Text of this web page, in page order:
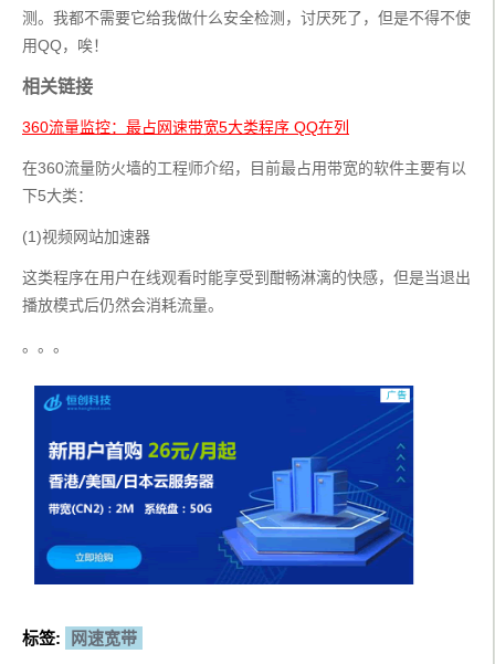
测。我都不需要它给我做什么安全检测，讨厌死了，但是不得不使
用QQ，唉！
相关链接
360流量监控：最占网速带宽5大类程序 QQ在列
在360流量防火墙的工程师介绍，目前最占用带宽的软件主要有以
下5大类：
(1)视频网站加速器
这类程序在用户在线观看时能享受到酣畅淋漓的快感，但是当退出
播放模式后仍然会消耗流量。
。。。
标签: 网速宽带